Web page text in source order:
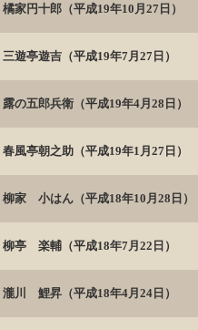
橘家円十郎（平成19年10月27日）
三遊亭遊吉（平成19年7月27日）
露の五郎兵衛（平成19年4月28日）
春風亭朝之助（平成19年1月27日）
柳家 小はん（平成18年10月28日）
柳亭 楽輔（平成18年7月22日）
瀧川 鯉昇（平成18年4月24日）